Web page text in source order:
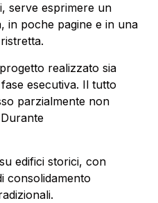
serve esprimere un
in poche pagine e in una
realizzato sia
esecutiva. Il tutto
parzialmente non
edifici storici, con
consolidamento